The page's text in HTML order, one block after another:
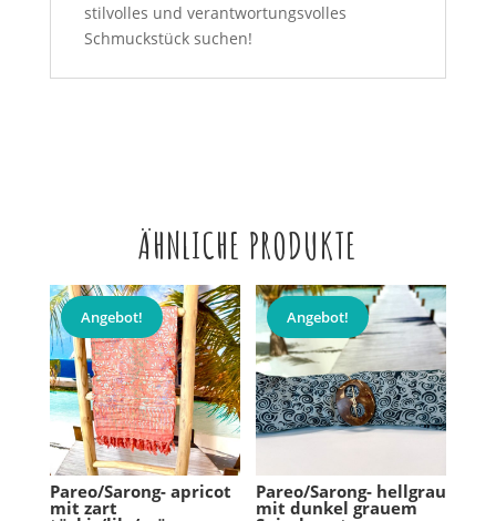
stilvolles und verantwortungsvolles
Schmuckstück suchen!
ÄHNLICHE PRODUKTE
Angebot!
Pareo/Sarong- apricot
mit zart
Angebot!
Pareo/Sarong- hellgrau
mit dunkel grauem